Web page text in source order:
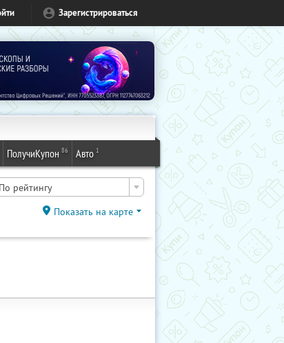
Зарегистрироваться
ПолучиКупон 86 Авто 1
По рейтингу
Показать на карте